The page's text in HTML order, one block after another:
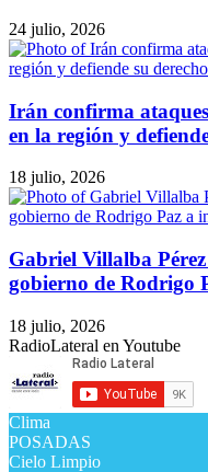
24 julio, 2026
Irán confirma
en la región y
18 julio, 2026
Gabriel Villalba
gobierno de Rodrigo
18 julio, 2026
RadioLateral en Youtube
Clima
POSADAS
Cielo Limpio